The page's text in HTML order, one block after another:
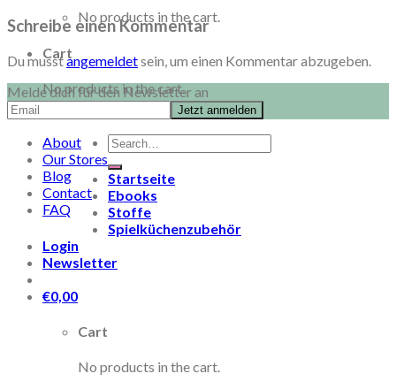
No products in the cart.
Cart
No products in the cart.
Schreibe einen Kommentar
Du musstangemeldetsein, um einen Kommentar abzugeben.
Melde dich für den Newsletter an
About
Our Stores
Blog
Contact
FAQ
Search
for:
Startseite
Ebooks
Stoffe
Spielküchenzubehör
Login
Newsletter
€0,00
Cart
No products in the cart.